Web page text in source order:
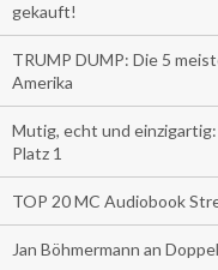
gekauft!
TRUMP DUMP: Die 5
Amerika
Mutig, echt und
Platz 1
TOP 20 MC Audiobook
Jan Böhmermann an